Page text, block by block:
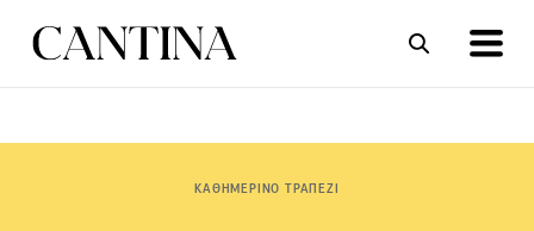
ΚΑΘΗΜΕΡΙΝΟ ΤΡΑΠΕΖΙ